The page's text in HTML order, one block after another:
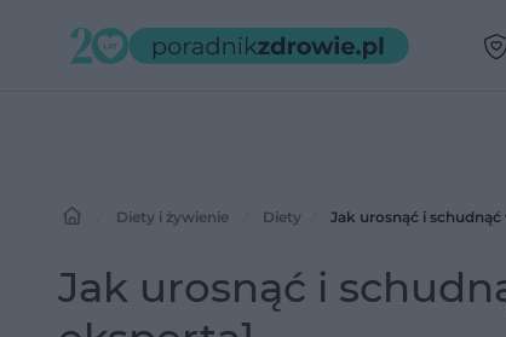
Diety i żywienie Diety Jak urosnąć i
Jak urosnąć i